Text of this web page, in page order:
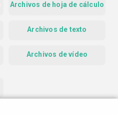
Archivos de hoja de cálculo
Archivos de texto
Archivos de vídeo